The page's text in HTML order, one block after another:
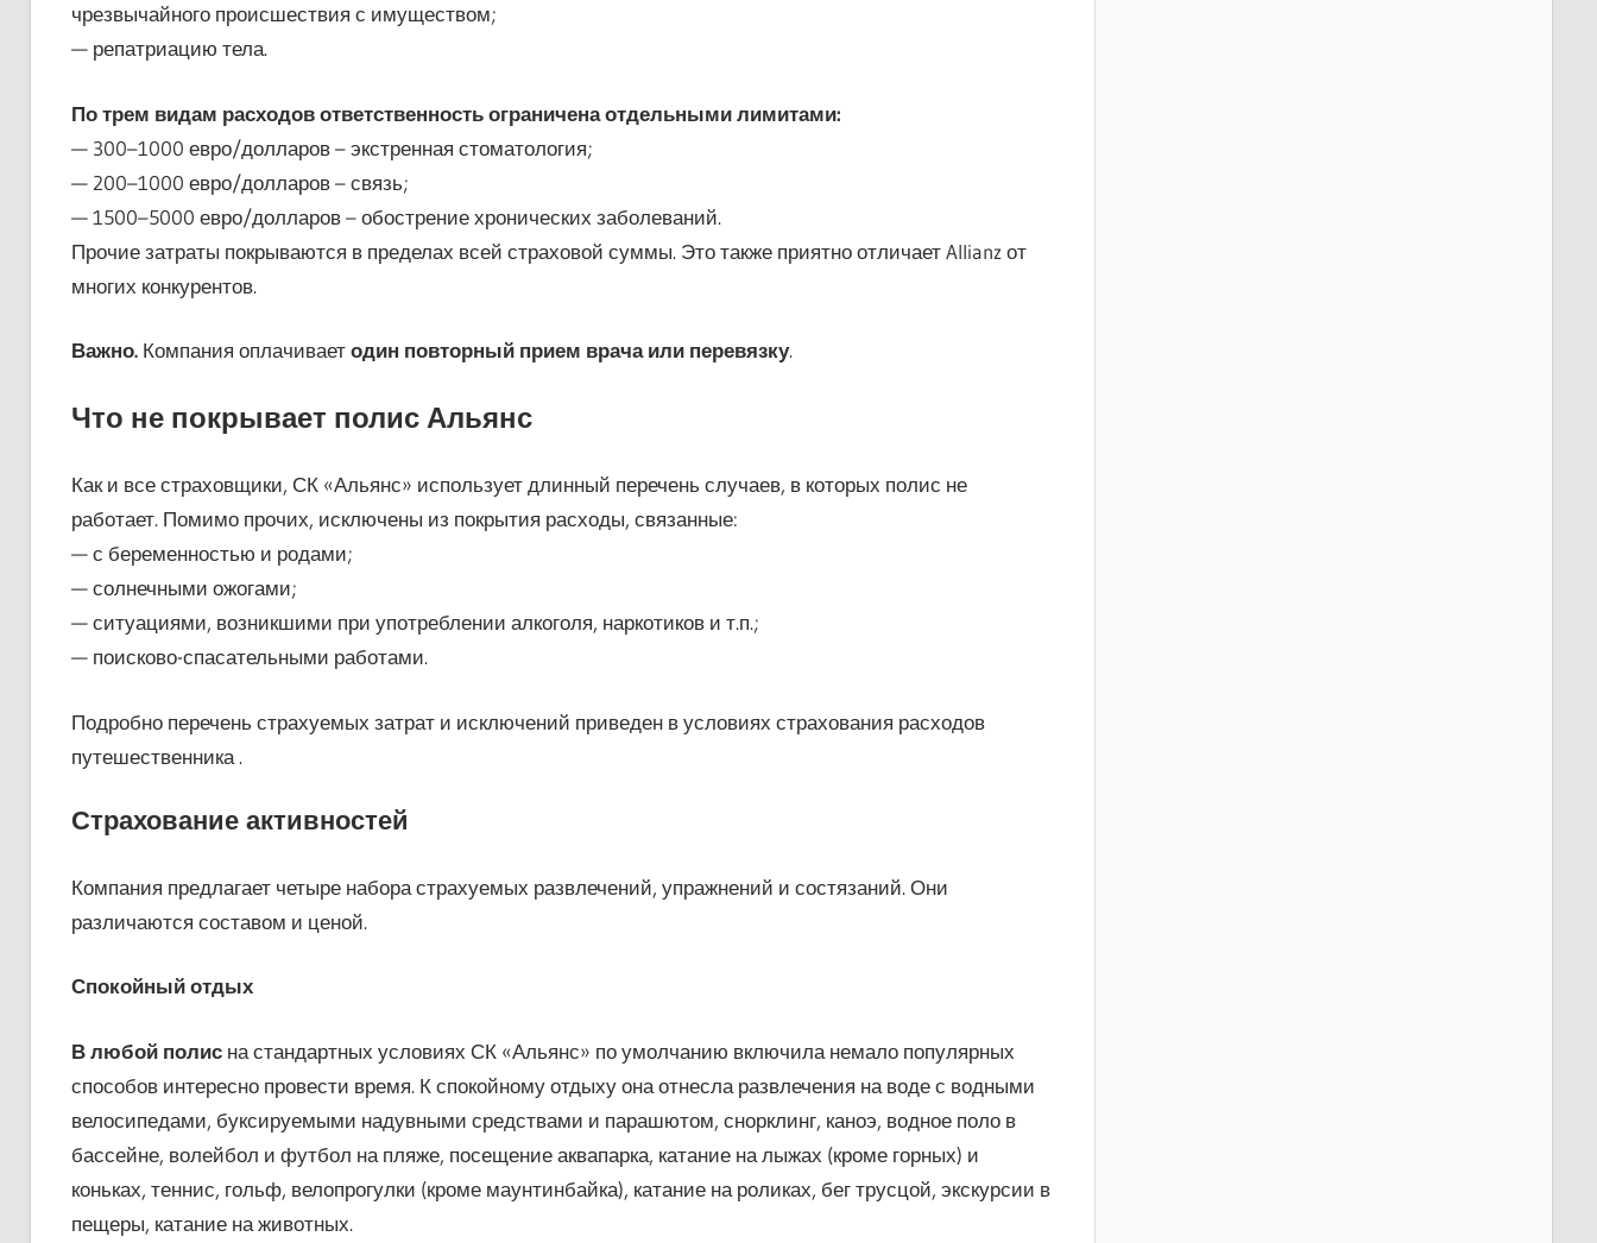
чрезвычайного происшествия с имуществом;
— репатриацию тела.
По трем видам расходов ответственность ограничена отдельными лимитами:
— 300–1000 евро/долларов – экстренная стоматология;
— 200–1000 евро/долларов – связь;
— 1500–5000 евро/долларов – обострение хронических заболеваний.
Прочие затраты покрываются в пределах всей страховой суммы. Это также приятно отличает Allianz от
многих конкурентов.
Важно.Компания оплачиваетодин повторный прием врача или перевязку.
Что не покрывает полис Альянс
Как и все страховщики, СК «Альянс» использует длинный перечень случаев, в которых полис не
работает. Помимо прочих, исключены из покрытия расходы, связанные:
— с беременностью и родами;
— солнечными ожогами;
— ситуациями, возникшими при употреблении алкоголя, наркотиков и т.п.;
— поисково-спасательными работами.
Подробно перечень страхуемых затрат и исключений приведен в условиях страхования расходов
путешественника .
Страхование активностей
Компания предлагает четыре набора страхуемых развлечений, упражнений и состязаний. Они
различаются составом и ценой.
Спокойный отдых
В любой полисна стандартных условиях СК «Альянс» по умолчанию включила немало популярных
способов интересно провести время. К спокойному отдыху она отнесла развлечения на воде с водными
велосипедами, буксируемыми надувными средствами и парашютом, снорклинг, каноэ, водное поло в
бассейне, волейбол и футбол на пляже, посещение аквапарка, катание на лыжах (кроме горных) и
коньках, теннис, гольф, велопрогулки (кроме маунтинбайка), катание на роликах, бег трусцой, экскурсии в
пещеры, катание на животных.